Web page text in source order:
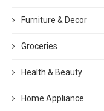
Furniture & Decor
Groceries
Health & Beauty
Home Appliance